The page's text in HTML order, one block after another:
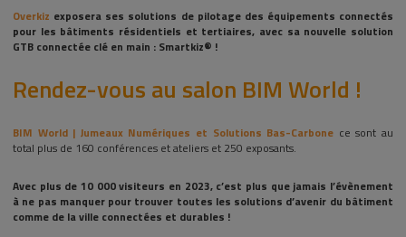
Overkiz exposera ses solutions de pilotage des équipements connectés
pour les bâtiments résidentiels et tertiaires, avec sa nouvelle solution
GTB connectée clé en main : Smartkiz® !
Rendez-vous au salon BIM World !
BIM World | Jumeaux Numériques et Solutions Bas-Carbone ce sont au
total plus de 160 conférences et ateliers et 250 exposants.
Avec plus de 10 000 visiteurs en 2023, c’est plus que jamais l’évènement
à ne pas manquer pour trouver toutes les solutions d’avenir du bâtiment
comme de la ville connectées et durables !